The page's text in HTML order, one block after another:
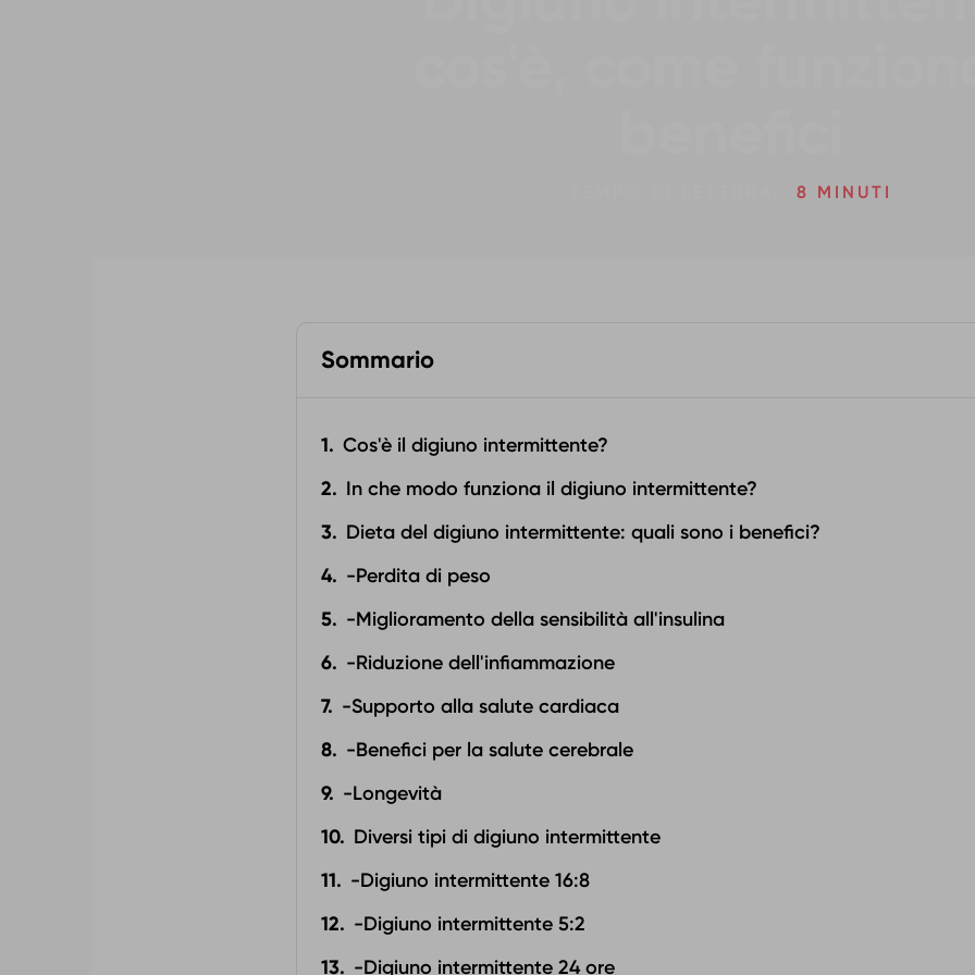
8 MINUTI
Sommario
Cos'è il digiuno intermittente?
In che modo funziona il digiuno intermittente?
Dieta del digiuno intermittente: quali sono i benefici?
-Perdita di peso
-Miglioramento della sensibilità all'insulina
-Riduzione dell'infiammazione
-Supporto alla salute cardiaca
-Benefici per la salute cerebrale
-Longevità
Diversi tipi di digiuno intermittente
-Digiuno intermittente 16:8
-Digiuno intermittente 5:2
-Digiuno intermittente 24 ore